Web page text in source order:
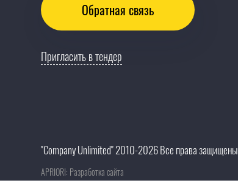
Обратная связь
Пригласить в тендер
"Company Unlimited" 2010-2026 Все права защищены
APRIORI: Разработка сайта